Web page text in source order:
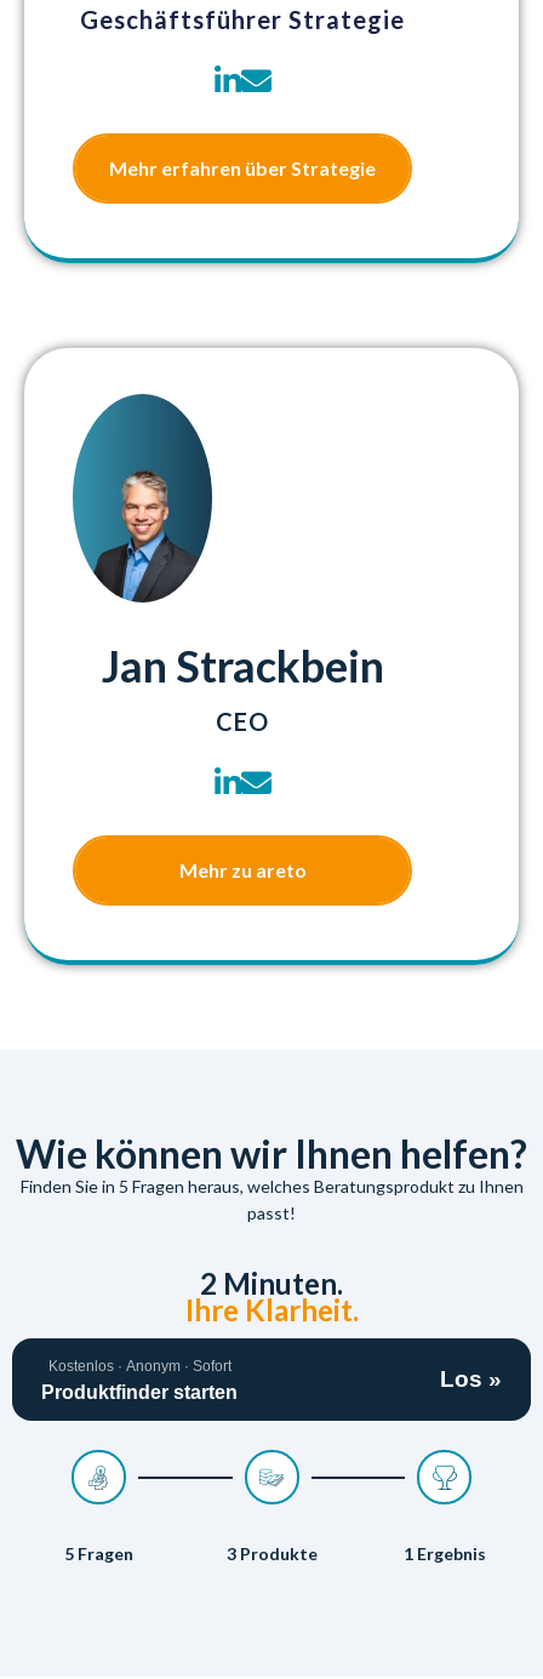
Geschäftsführer Strategie
Mehr erfahren über Strategie
Jan Strackbein
CEO
Mehr zu areto
Wie können wir Ihnen helfen?
Finden Sie in 5 Fragen heraus, welches Beratungsprodukt zu Ihnen
passt!
2 Minuten.
Ihre Klarheit.
Kostenlos · Anonym · Sofort
Produktfinder starten
Los »
5 Fragen 3 Produkte 1 Ergebnis